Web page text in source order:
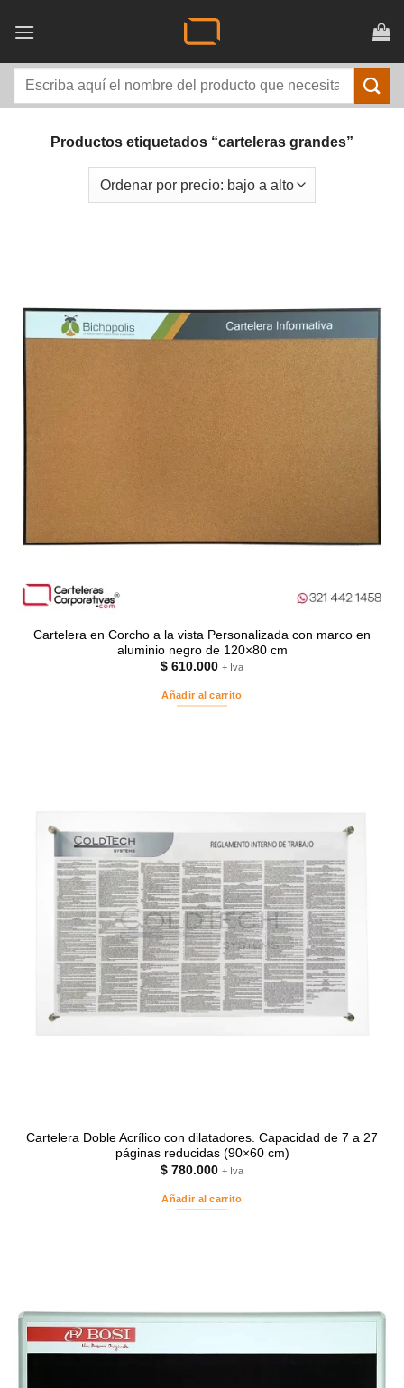
Buscar
Productos etiquetados “carteleras grandes”
Cartelera en Corcho a la vista Personalizada con marco en
aluminio negro de 120×80 cm
$ 610.000 + Iva
Añadir al carrito
Cartelera Doble Acrílico con dilatadores. Capacidad de 7 a 27
páginas reducidas (90×60 cm)
$ 780.000 + Iva
Añadir al carrito